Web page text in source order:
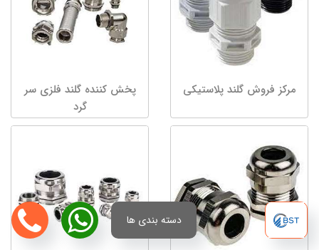
مرکز فروش گلند پلاستیکی
پخش کننده گلند فلزی سر
گرد
دسته بندی ها